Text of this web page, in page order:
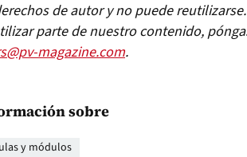
de autor y no puede
parte de nuestro contenido,
magazine.com.
sobre
y módulos